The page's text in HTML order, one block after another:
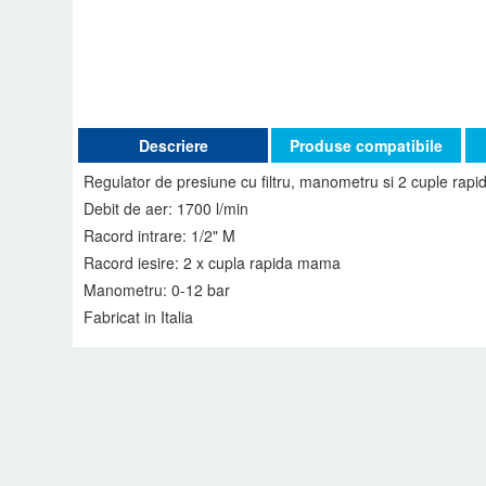
Descriere
Regulator de presiune cu filtru, manometru si 2 cuple
Debit de aer: 1700 l/min
Racord intrare: 1/2" M
Racord iesire: 2 x cupla rapida mama
Manometru: 0-12 bar
Fabricat in Italia
Produse compatibile